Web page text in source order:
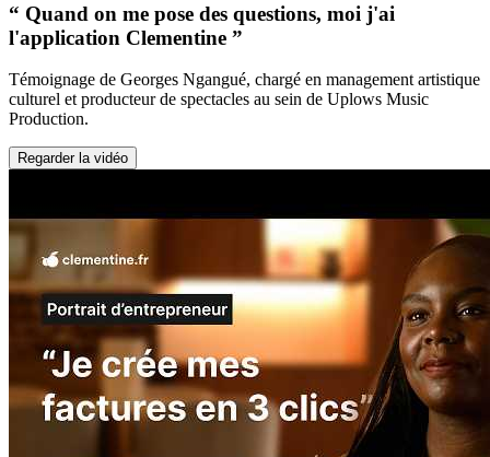
“ Quand on me pose des questions, moi j'ai
l'application Clementine ”
Témoignage de Georges Ngangué, chargé en management artistique
culturel et producteur de spectacles au sein de Uplows Music
Production.
Regarder la vidéo